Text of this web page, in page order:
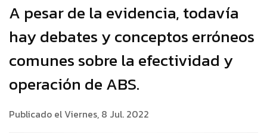
A pesar de la evidencia, todavía
hay debates y conceptos erróneos
comunes sobre la efectividad y
operación de ABS.
Publicado el Viernes, 8 Jul. 2022